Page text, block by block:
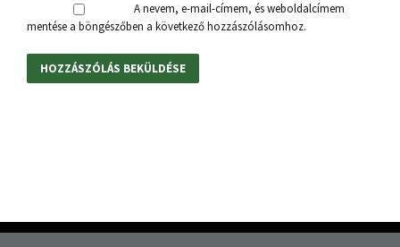
A nevem, e-mail-címem, és weboldalcímem
mentése a böngészőben a következő hozzászólásomhoz.